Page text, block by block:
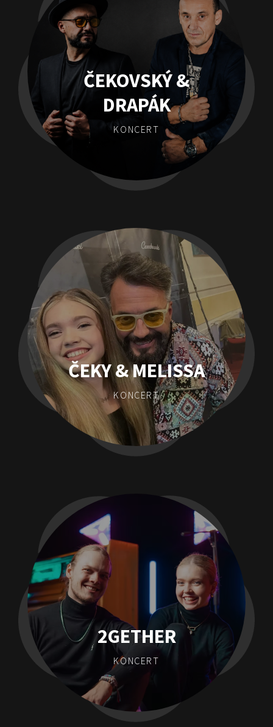
ČEKOVSKÝ &
DRAPÁK
KONCERT
ČEKY & MELISSA
KONCERT
2GETHER
KONCERT